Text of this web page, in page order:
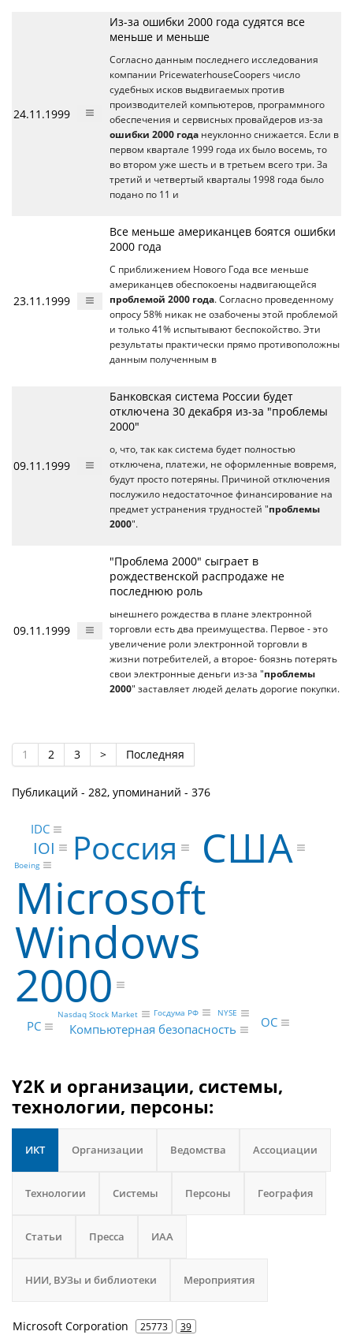
24.11.1999
Из-за ошибки 2000 года судятся все
меньше и меньше
Согласно данным последнего исследования
компании PricewaterhouseCoopers число
судебных исков выдвигаемых против
производителей компьютеров, программного
обеспечения и сервисных провайдеров из-за
ошибки 2000 года неуклонно снижается. Если в
первом квартале 1999 года их было восемь, то
во втором уже шесть и в третьем всего три. За
третий и четвертый кварталы 1998 года было
подано по 11 и
23.11.1999
Все меньше американцев боятся ошибки
2000 года
С приближением Нового Года все меньше
американцев обеспокоены надвигающейся
проблемой 2000 года. Согласно проведенному
опросу 58% никак не озабочены этой проблемой
и только 41% испытывают беспокойство. Эти
результаты практически прямо противоположны
данным полученным в
09.11.1999
Банковская система России будет
отключена 30 декабря из-за "проблемы
2000"
о, что, так как система будет полностью
отключена, платежи, не оформленные вовремя,
будут просто потеряны. Причиной отключения
послужило недостаточное финансирование на
предмет устранения трудностей "проблемы
2000".
09.11.1999
"Проблема 2000" сыграет в
рождественской распродаже не
последнюю роль
ынешнего рождества в плане электронной
торговли есть два преимущества. Первое - это
увеличение роли электронной торговли в
жизни потребителей, а второе- боязнь потерять
свои электронные деньги из-за "проблемы
2000" заставляет людей делать дорогие покупки.
1 2 3 > Последняя
Публикаций - 282, упоминаний - 376
Microsoft
Windows
2000
США
Россия
IOI
PC Компьютерная безопасность ОС
IDC
Nasdaq Stock Market Госдума РФ
Boeing
NYSE
Y2K и организации, системы,
технологии, персоны:
ИКТ Организации Ведомства Ассоциации
Технологии Системы Персоны География
Статьи Пресса ИАА
НИИ, ВУЗы и библиотеки Мероприятия
Microsoft Corporation 25773 39